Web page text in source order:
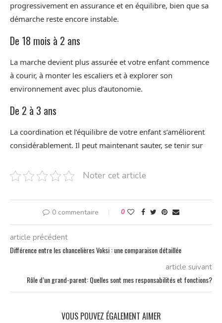
progressivement en assurance et en équilibre, bien que sa
démarche reste encore instable.
De 18 mois à 2 ans
La marche devient plus assurée et votre enfant commence
à courir, à monter les escaliers et à explorer son
environnement avec plus d’autonomie.
De 2 à 3 ans
La coordination et l’équilibre de votre enfant s’améliorent
considérablement. Il peut maintenant sauter, se tenir sur
Noter cet article
0 commentaire 0
article précédent
Différence entre les chancelières Voksi : une comparaison détaillée
article suivant
Rôle d’un grand-parent: Quelles sont mes responsabilités et fonctions?
VOUS POUVEZ ÉGALEMENT AIMER